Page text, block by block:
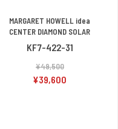
MARGARET HOWELL idea
CENTER DIAMOND SOLAR
KF7-422-31
¥49,500
¥39,600